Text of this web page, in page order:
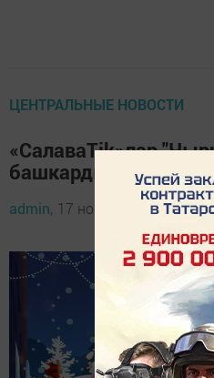
ЦЕНТРАЛЬНЫЕ НОВОСТИ
«СалаваTik»лар
башкарды
admin, 17 ноябрь 2021 - 09:33